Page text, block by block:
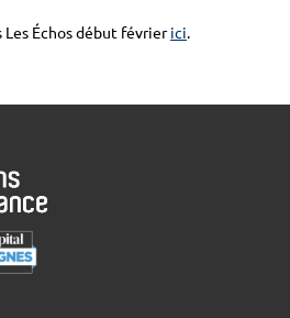
Les Échos début févrierici.